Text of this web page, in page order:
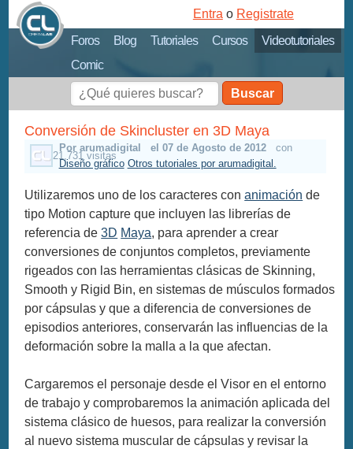
Foros Blog Tutoriales Cursos
Videotutoriales
Comic
Entra o Registrate
Buscar
Conversión de Skincluster en 3D Maya
Por arumadigital el 07 de Agosto de 2012 con
21,731 visitas
Diseño gráfico Otros tutoriales por arumadigital.
Utilizaremos uno de los caracteres conanimación de
tipo Motion capture que incluyen las librerías de
referencia de3D Maya, para aprender a crear
conversiones de conjuntos completos, previamente
rigeados con las herramientas clásicas de Skinning,
Smooth y Rigid Bin, en sistemas de músculos formados
por cápsulas y que a diferencia de conversiones de
episodios anteriores, conservarán las influencias de la
deformación sobre la malla a la que afectan.
Cargaremos el personaje desde el Visor en el entorno
de trabajo y comprobaremos la animación aplicada del
sistema clásico de huesos, para realizar la conversión
al nuevo sistema muscular de cápsulas y revisar la